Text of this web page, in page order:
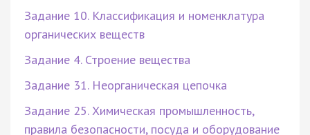
Задание 10. Классификация и номенклатура
органических веществ
Задание 4. Строение вещества
Задание 31. Неорганическая цепочка
Задание 25. Химическая промышленность,
правила безопасности, посуда и оборудование